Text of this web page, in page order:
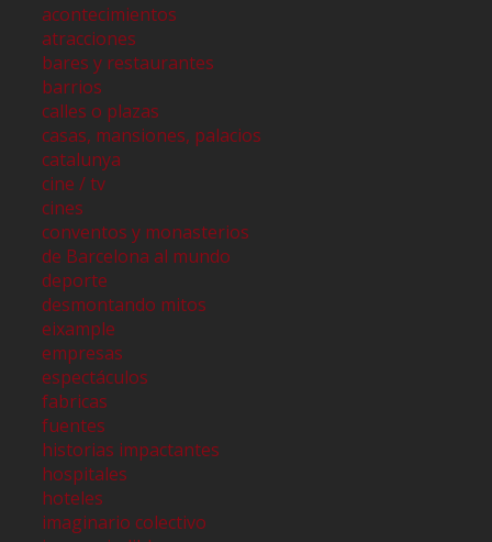
acontecimientos
atracciones
bares y restaurantes
barrios
calles o plazas
casas, mansiones, palacios
catalunya
cine / tv
cines
conventos y monasterios
de Barcelona al mundo
deporte
desmontando mitos
eixample
empresas
espectáculos
fabricas
fuentes
historias impactantes
hospitales
hoteles
imaginario colectivo